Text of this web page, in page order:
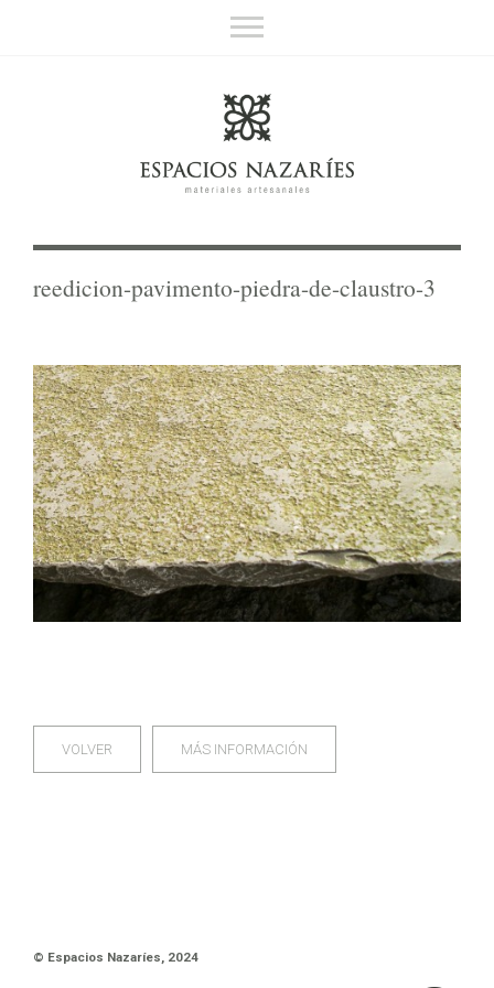
Materiales artesanales
Sobre nosotros
reedicion-pavimento-piedra-de-claustro-3
VOLVER MÁS INFORMACIÓN
© Espacios Nazaríes, 2024